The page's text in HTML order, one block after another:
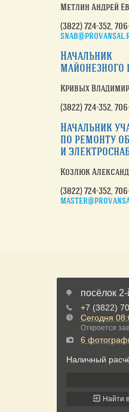
Метлин Андрей
(3822) 724-352,
Начальник
майонезного
Кривых
(3822) 724-352,
Начальник
по ремонту
и
Козлюк
(3822) 724-352,